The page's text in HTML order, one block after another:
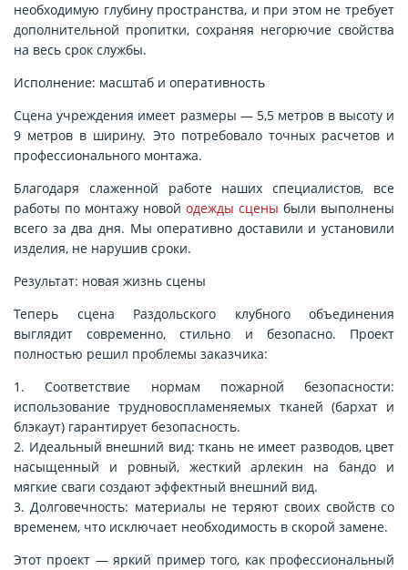
необходимую глубину пространства, и при этом не требует
дополнительной пропитки, сохраняя негорючие свойства
на весь срок службы.
Исполнение: масштаб и оперативность
Сцена учреждения имеет размеры — 5,5 метров в высоту и
9 метров в ширину. Это потребовало точных расчетов и
профессионального монтажа.
Благодаря слаженной работе наших специалистов, все
работы по монтажу новой одежды сцены были выполнены
всего за два дня. Мы оперативно доставили и установили
изделия, не нарушив сроки.
Результат: новая жизнь сцены
Теперь сцена Раздольского клубного объединения
выглядит современно, стильно и безопасно. Проект
полностью решил проблемы заказчика:
1. Соответствие нормам пожарной безопасности:
использование трудновоспламеняемых тканей (бархат и
блэкаут) гарантирует безопасность.
2. Идеальный внешний вид: ткань не имеет разводов, цвет
насыщенный и ровный, жесткий арлекин на бандо и
мягкие сваги создают эффектный внешний вид.
3. Долговечность: материалы не теряют своих свойств со
временем, что исключает необходимость в скорой замене.
Этот проект — яркий пример того, как профессиональный